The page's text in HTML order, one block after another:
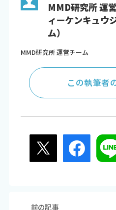
MMD研究所 運
ィーケンキュ
ム）
MMD研究所 運営チーム
この執筆者
前の記事